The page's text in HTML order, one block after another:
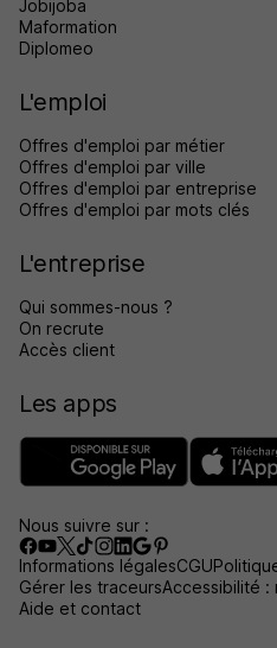
Jobijoba
Maformation
Diplomeo
L'emploi
Offres d'emploi par métier
Offres d'emploi par ville
Offres d'emploi par entreprise
Offres d'emploi par mots clés
L'entreprise
Qui sommes-nous ?
On recrute
Accès client
Les apps
Nous suivre sur :
Informations légalesCGU
Gérer les traceursAccessibilité :
Aide et contact